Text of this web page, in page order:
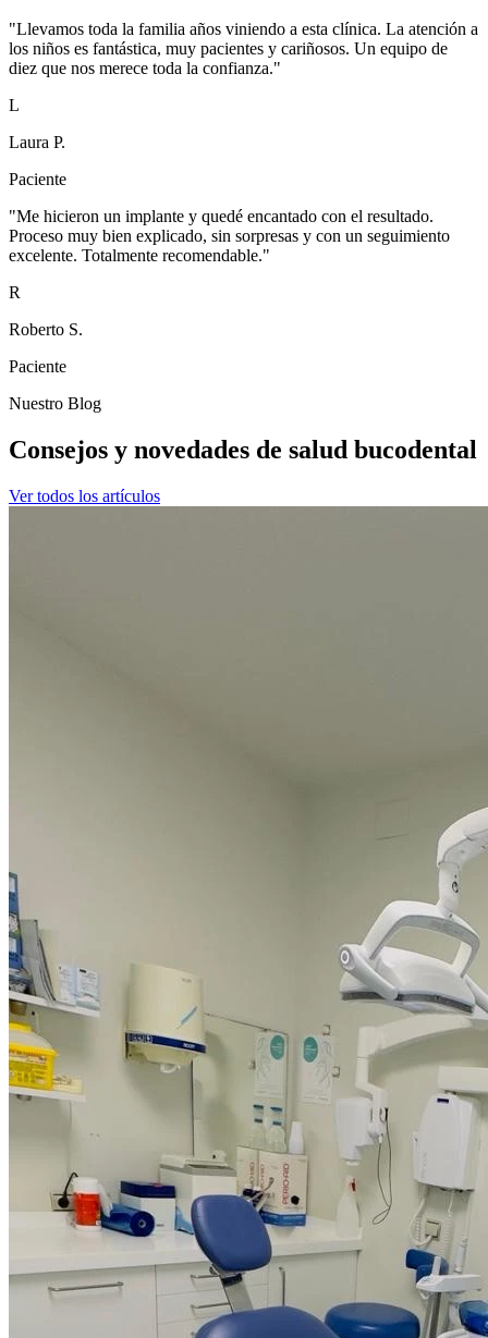
"Llevamos toda la familia años viniendo a esta clínica. La atención a
los niños es fantástica, muy pacientes y cariñosos. Un equipo de
diez que nos merece toda la confianza."
L
Laura P.
Paciente
"Me hicieron un implante y quedé encantado con el resultado.
Proceso muy bien explicado, sin sorpresas y con un seguimiento
excelente. Totalmente recomendable."
R
Roberto S.
Paciente
Nuestro Blog
Consejos y novedades de salud bucodental
Ver todos los artículos